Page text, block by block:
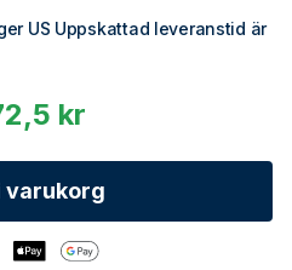
US Uppskattad leveranstid är
kr
varukorg